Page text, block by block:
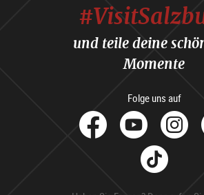
und teile deine
Momente
Folge uns auf
Tik